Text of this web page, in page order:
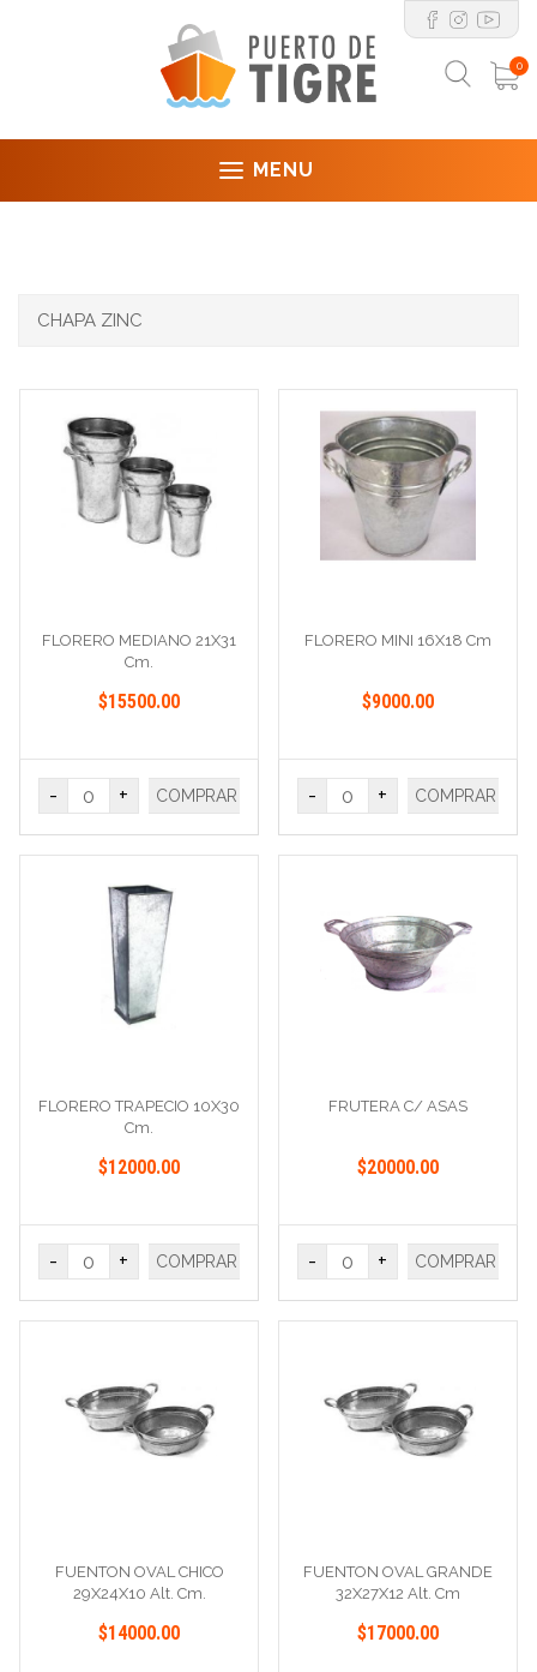
0
MENU
CHAPA ZINC
FLORERO MEDIANO 21X31
Cm.
$15500.00
- + COMPRAR
FLORERO MINI 16X18 Cm
$9000.00
- + COMPRAR
FLORERO TRAPECIO 10X30
Cm.
$12000.00
- + COMPRAR
FRUTERA C/ ASAS
$20000.00
- + COMPRAR
FUENTON OVAL CHICO
29X24X10 Alt. Cm.
$14000.00
FUENTON OVAL GRANDE
32X27X12 Alt. Cm
$17000.00